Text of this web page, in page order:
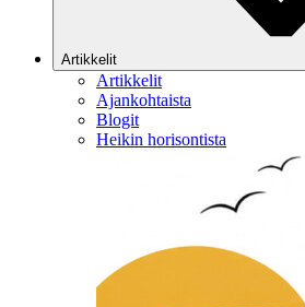
Artikkelit
Artikkelit
Ajankohtaista
Blogit
Heikin horisontista